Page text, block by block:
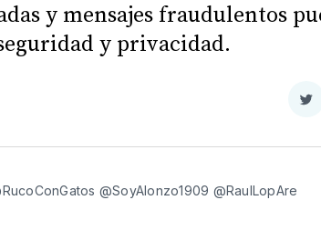
y mensajes fraudulentos
y privacidad.
@SoyAlonzo1909 @RaulLopAre